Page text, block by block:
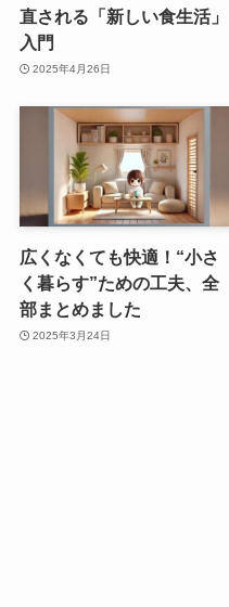
直される「新しい食生活」
入門
2025年4月26日
広くなくても快適！“小さ
く暮らす”ための工夫、全
部まとめました
2025年3月24日